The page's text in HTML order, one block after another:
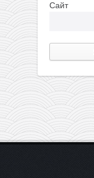
Сайт